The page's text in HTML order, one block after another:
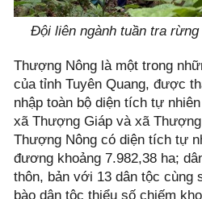
Đội liên ngành tuần tra rừng
Thượng Nông là một trong
của tỉnh Tuyên Quang, được
nhập toàn bộ diện tích tự
xã Thượng Giáp và xã
Thượng Nông có diện tích tự
đương khoảng 7.982,38 ha;
thôn, bản với 13 dân tộc cùng
bào dân tộc thiểu số chiếm